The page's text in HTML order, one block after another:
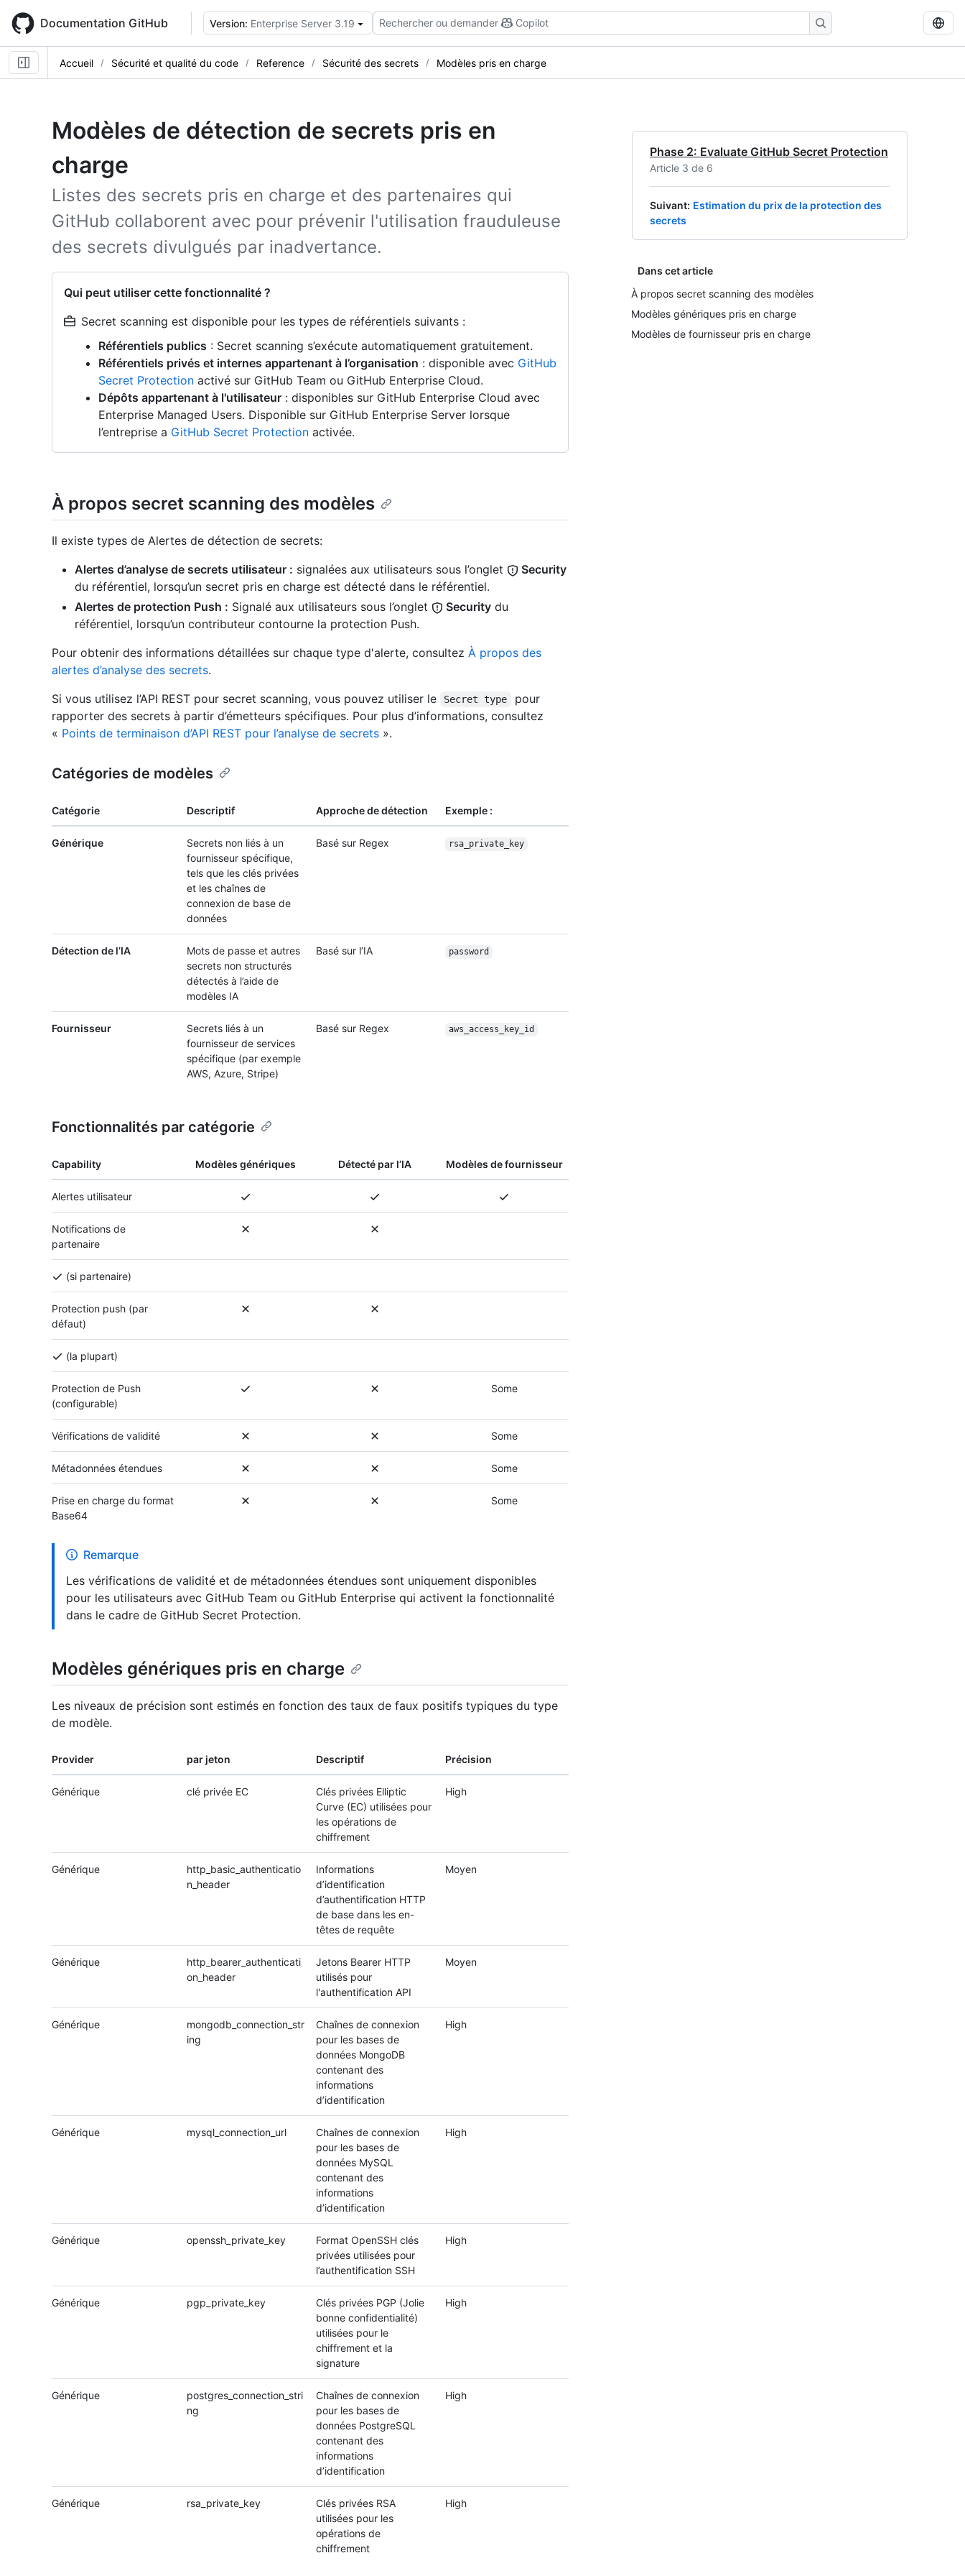
main
content
Documentation GitHub Version: Enterprise Server 3.19 Rechercher ou demander Copilot
Accueil Sécurité et qualité du code Reference Sécurité des secrets Modèles pris en charge
Modèles de détection de secrets pris en
charge
Listes des secrets pris en charge et des partenaires qui
GitHub collaborent avec pour prévenir l'utilisation frauduleuse
des secrets divulgués par inadvertance.
Qui peut utiliser cette fonctionnalité ?
Secret scanning est disponible pour les types de référentiels suivants :
Référentiels publics : Secret scanning s’exécute automatiquement gratuitement.
Référentiels privés et internes appartenant à l’organisation : disponible avec GitHub
Secret Protection activé sur GitHub Team ou GitHub Enterprise Cloud.
Dépôts appartenant à l'utilisateur : disponibles sur GitHub Enterprise Cloud avec
Enterprise Managed Users. Disponible sur GitHub Enterprise Server lorsque
l’entreprise a GitHub Secret Protection activée.
Phase 2: Evaluate GitHub Secret Protection
Article 3 de 6
Suivant: Estimation du prix de la protection des
secrets
Dans cet article
À propos secret scanning des modèles
Modèles génériques pris en charge
Modèles de fournisseur pris en charge
À propos secret scanning des modèles
Il existe types de Alertes de détection de secrets:
Alertes d’analyse de secrets utilisateur : signalées aux utilisateurs sous l’onglet
Security
du référentiel, lorsqu’un secret pris en charge est détecté dans le référentiel.
Alertes de protection Push : Signalé aux utilisateurs sous l’onglet Security du
référentiel, lorsqu’un contributeur contourne la protection Push.
Pour obtenir des informations détaillées sur chaque type d'alerte, consultez À propos des
alertes d’analyse des secrets.
Si vous utilisez l’API REST pour secret scanning, vous pouvez utiliser le
Secret type
pour
rapporter des secrets à partir d’émetteurs spécifiques. Pour plus d’informations, consultez
« Points de terminaison d’API REST pour l’analyse de secrets ».
Catégories de modèles
Catégorie Descriptif Approche de détection Exemple :
Générique
Secrets non liés à un
fournisseur spécifique,
tels que les clés privées
et les chaînes de
connexion de base de
données
Basé sur Regex rsa_private_key
Détection de l’IA
Mots de passe et autres
secrets non structurés
détectés à l’aide de
modèles IA
Basé sur l’IA password
Fournisseur
Secrets liés à un
fournisseur de services
spécifique (par exemple
AWS, Azure, Stripe)
Basé sur Regex aws_access_key_id
Fonctionnalités par catégorie
Capability Modèles génériques Détecté par l’IA Modèles de fournisseur
Alertes utilisateur
Notifications de
partenaire
(si partenaire)
Protection push (par
défaut)
(la plupart)
Protection de Push
(configurable)
Some
Vérifications de validité Some
Métadonnées étendues Some
Prise en charge du format
Base64
Some
Remarque
Les vérifications de validité et de métadonnées étendues sont uniquement disponibles
pour les utilisateurs avec GitHub Team ou GitHub Enterprise qui activent la fonctionnalité
dans le cadre de GitHub Secret Protection.
Modèles génériques pris en charge
Les niveaux de précision sont estimés en fonction des taux de faux positifs typiques du type
de modèle.
Provider par jeton Descriptif Précision
Générique clé privée EC
Clés privées Elliptic
Curve (EC) utilisées pour
les opérations de
chiffrement
High
Générique
http_basic_authenticatio
n_header
Informations
d’identification
d’authentification HTTP
de base dans les en-
têtes de requête
Moyen
Générique
http_bearer_authenticati
on_header
Jetons Bearer HTTP
utilisés pour
l'authentification API
Moyen
Générique
mongodb_connection_str
ing
Chaînes de connexion
pour les bases de
données MongoDB
contenant des
informations
d’identification
High
Générique mysql_connection_url
Chaînes de connexion
pour les bases de
données MySQL
contenant des
informations
d’identification
High
Générique openssh_private_key
Format OpenSSH clés
privées utilisées pour
l’authentification SSH
High
Générique pgp_private_key
Clés privées PGP (Jolie
bonne confidentialité)
utilisées pour le
chiffrement et la
signature
High
Générique
postgres_connection_stri
ng
Chaînes de connexion
pour les bases de
données PostgreSQL
contenant des
informations
d’identification
High
Générique rsa_private_key
Clés privées RSA
utilisées pour les
opérations de
chiffrement
High